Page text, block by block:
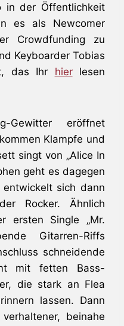
in der Öffentlichkeit
es als Newcomer
Crowdfunding zu
Keyboarder Tobias
das Ihr hierlesen
Gewitter eröffnet
Klampfe und
singt von „Alice In
geht es dagegen
sich dann
Rocker. Ähnlich
ersten Single „Mr.
Gitarren-Riffs
schneidende
mit fetten Bass-
die stark an Flea
lassen. Dann
beinahe